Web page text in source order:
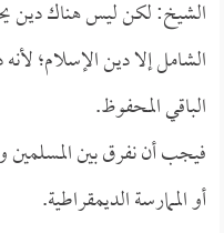
الشيخ: لكن ليس هناك دين
الشامل إلا دين الإسلام؛
الباقي المحفوظ.
فيجب أن نفرق بين المسلمين
أو الممارسة الديمقراطية.